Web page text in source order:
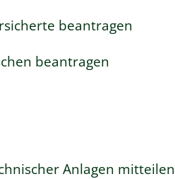
beantragen
beantragen
Anlagen mitteilen